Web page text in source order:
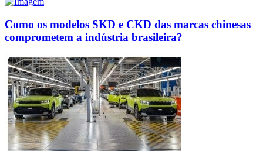
Como os modelos SKD e CKD das marcas chinesas
comprometem a indústria brasileira?